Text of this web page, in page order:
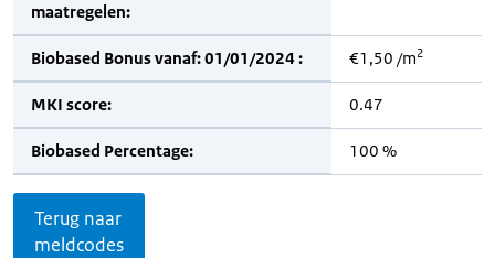
maatregelen:
Biobased Bonus vanaf: 01/01/2024 : €1,50 /m2
MKI score: 0.47
Biobased Percentage: 100 %
Terug naar
meldcodes